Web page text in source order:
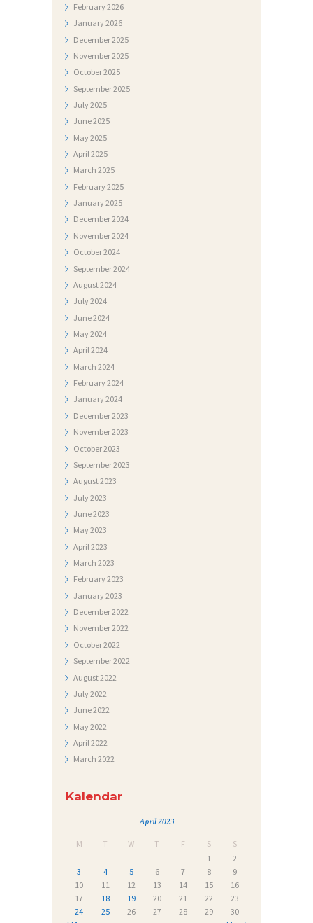
February2026
January2026
December2025
November2025
October2025
September2025
July2025
June2025
May2025
April2025
March 2025
February2025
January2025
December2024
November2024
October2024
September2024
August2024
July2024
June2024
May2024
April2024
March 2024
February2024
January2024
December2023
November2023
October2023
September2023
August2023
July2023
June2023
May2023
April 2023
March 2023
February2023
January2023
December2022
November2022
October2022
September2022
August2022
July2022
June2022
May2022
April 2022
March 2022
Kalendar
April 2023
M T W T F S
S
1
2
3
4 5 6 7 8
9
10
11 12 13 14 15
16
17
18 19 20 21 22
23
24
25 26 27 28 29
30